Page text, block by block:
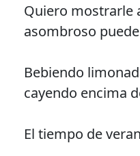
Quiero mostrarle
asombroso
Bebiendo
cayendo encima
El tiempo de